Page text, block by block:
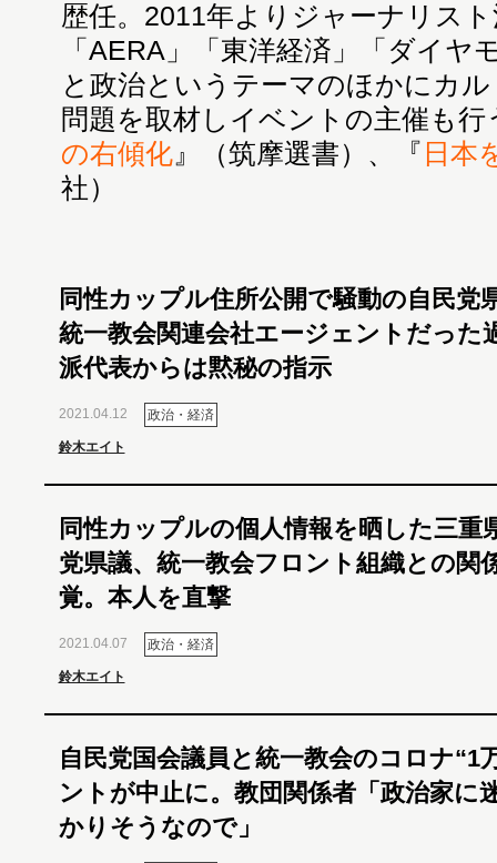
歴任。2011年よりジャーナリス
「AERA」「東洋経済」「ダイヤ
と政治というテーマのほかにカ
問題を取材しイベントの主催も行
の右傾化 』（筑摩選書）、『 日本
社）
同性カップル住所公開で騒動の自民党
統一教会関連会社エージェントだった
派代表からは黙秘の指示
2021.04.12 政治・経済
鈴木エイト
同性カップルの個人情報を晒した三重
党県議、統一教会フロント組織との関
覚。本人を直撃
2021.04.07 政治・経済
鈴木エイト
自民党国会議員と統一教会のコロナ“1
ントが中止に。教団関係者「政治家に
かりそうなので」